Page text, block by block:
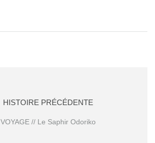
HISTOIRE PRÉCÉDENTE
VOYAGE // Le Saphir Odoriko